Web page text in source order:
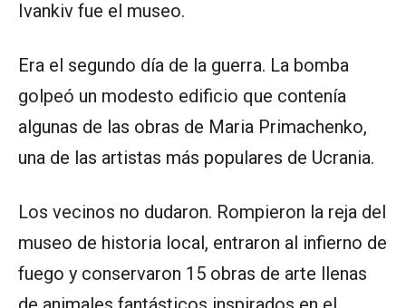
Ivankiv fue el museo.
Era el segundo día de la guerra. La bomba
golpeó un modesto edificio que contenía
algunas de las obras de Maria Primachenko,
una de las artistas más populares de Ucrania.
Los vecinos no dudaron. Rompieron la reja del
museo de historia local, entraron al infierno de
fuego y conservaron 15 obras de arte llenas